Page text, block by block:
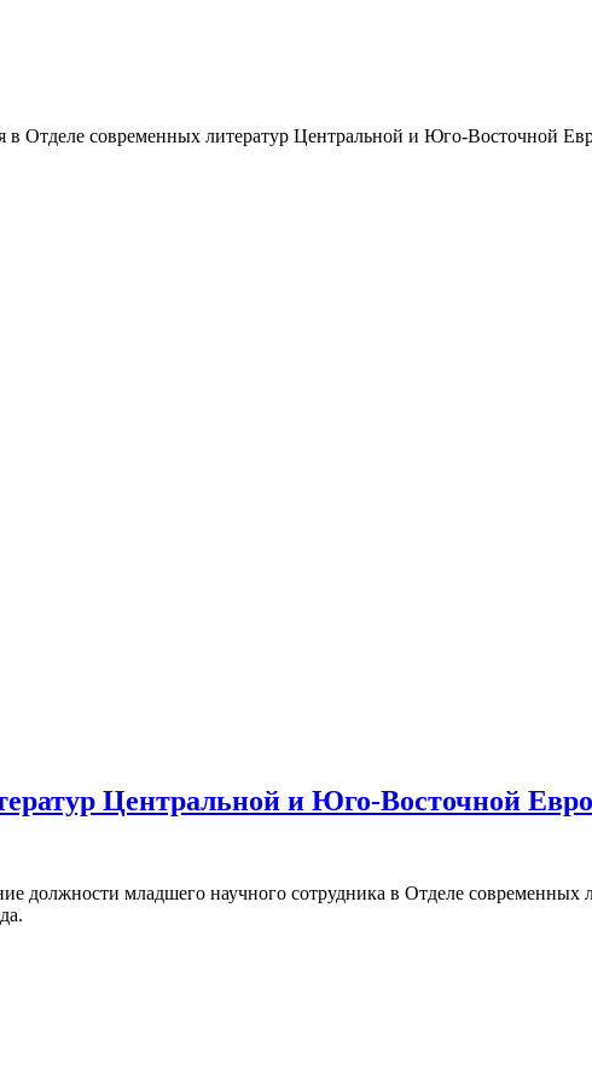
в Отделе современных литератур Центральной и Юго-Восточной
Центральной и Юго-Восточной
должности младшего научного сотрудника в Отделе